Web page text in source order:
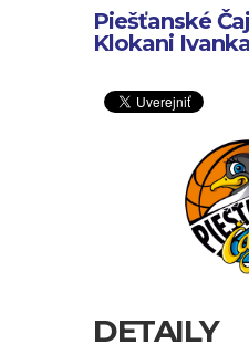
Piešťanské
Klokani
DETAILY